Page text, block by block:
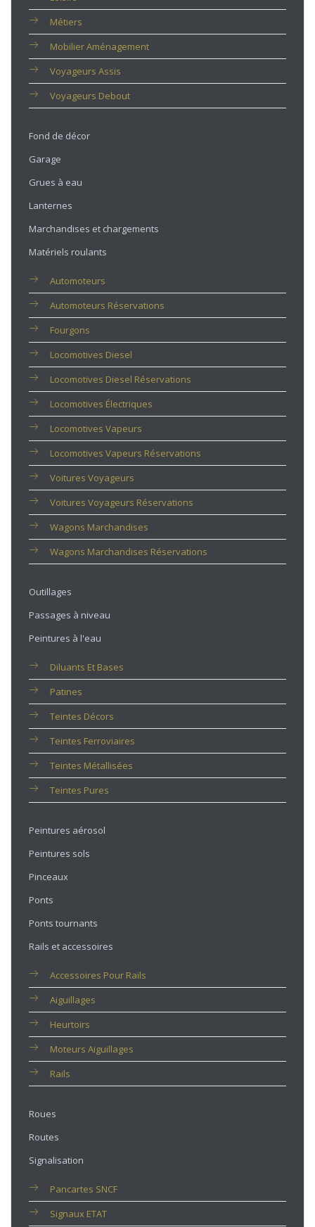
Métiers
Mobilier Aménagement
Voyageurs Assis
Voyageurs Debout
Fond de décor
Garage
Grues à eau
Lanternes
Marchandises et chargements
Matériels roulants
Automoteurs
Automoteurs Réservations
Fourgons
Locomotives Diesel
Locomotives Diesel Réservations
Locomotives Électriques
Locomotives Vapeurs
Locomotives Vapeurs Réservations
Voitures Voyageurs
Voitures Voyageurs Réservations
Wagons Marchandises
Wagons Marchandises Réservations
Outillages
Passages à niveau
Peintures à l'eau
Diluants Et Bases
Patines
Teintes Décors
Teintes Ferroviaires
Teintes Métallisées
Teintes Pures
Peintures aérosol
Peintures sols
Pinceaux
Ponts
Ponts tournants
Rails et accessoires
Accessoires Pour Rails
Aiguillages
Heurtoirs
Moteurs Aiguillages
Rails
Roues
Routes
Signalisation
Pancartes SNCF
Signaux ETAT